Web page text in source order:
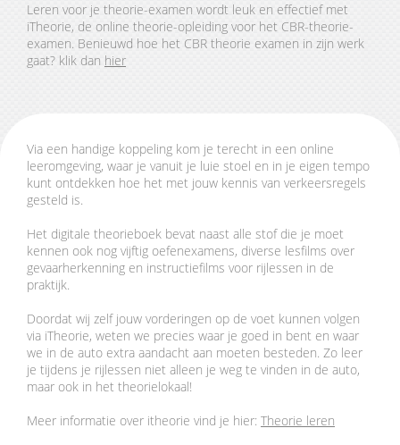
Leren voor je theorie-examen wordt leuk en effectief met
iTheorie, de online theorie-opleiding voor het CBR-theorie-
examen. Benieuwd hoe het CBR theorie examen in zijn werk
gaat? klik dan hier
Via een handige koppeling kom je terecht in een online
leeromgeving, waar je vanuit je luie stoel en in je eigen tempo
kunt ontdekken hoe het met jouw kennis van verkeersregels
gesteld is.
‌Het digitale theorieboek bevat naast alle stof die je moet
kennen ook nog vijftig oefenexamens, diverse lesfilms over
gevaarherkenning en instructiefilms voor rijlessen in de
praktijk.
‌Doordat wij zelf jouw vorderingen op de voet kunnen volgen
via iTheorie, weten we precies waar je goed in bent en waar
we in de auto extra aandacht aan moeten besteden. Zo leer
je tijdens je rijlessen niet alleen je weg te vinden in de auto,
maar ook in het theorielokaal!
‌Meer informatie over itheorie vind je hier: Theorie leren